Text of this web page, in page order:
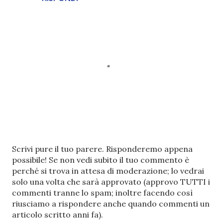
P
o
s
t
a
u
n
Scrivi pure il tuo parere. Risponderemo appena
possibile! Se non vedi subito il tuo commento è
perché si trova in attesa di moderazione; lo vedrai
solo una volta che sarà approvato (approvo TUTTI i
commenti tranne lo spam; inoltre facendo così
riusciamo a rispondere anche quando commenti un
articolo scritto anni fa).